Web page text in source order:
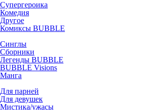
Супергероика
Комедия
Другое
Комиксы BUBBLE
Синглы
Сборники
Легенды BUBBLE
BUBBLE Visions
Манга
Для парней
Для девушек
Мистика/ужасы